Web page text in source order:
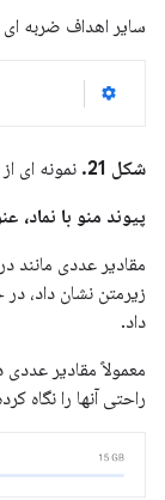
سایر اهداف ضربه ای
شکل 21.
نمونه ای
پیوند منو با نماد،
مقادیر عددی مانند
زیرمتن نشان داد،
داد.
معمولاً مقادیر عددی
راحتی آنها را نگاه